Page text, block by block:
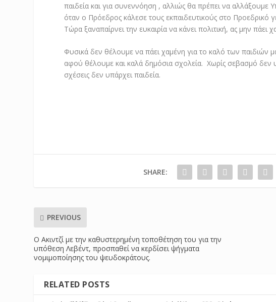
παιδεία και για συνεννόηση , αλλιώς θα πρέπει να
όταν ο Πρόεδρος κάλεσε τους εκπαιδευτικούς στο Προεδρικό
Τώρα ξαναπαίρνει την ευκαιρία να κάνει πολιτική, ας μην πάει
Φυσικά δεν θέλουμε να πάει χαμένη για το καλό των παιδιών
αφού θέλουμε και καλά δημόσια σχολεία. Χωρίς σεβασμό δεν
σχέσεις δεν υπάρχει παιδεία.
SHARE:
PREVIOUS
Ο Ακιντζί με την καθυστερημένη τοποθέτηση του για την
υπόθεση Λεβέντ, προσπαθεί να κερδίσει ψήγματα
νομιμοποίησης του ψευδοκράτους.
RELATED POSTS